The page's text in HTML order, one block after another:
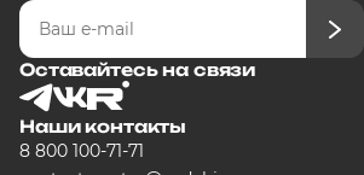
Оставайтесь на связи
Наши контакты
8 800 100-71-71